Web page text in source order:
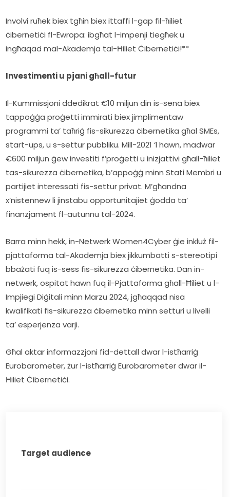
Involvi ruħek biex tgħin biex ittaffi l-gap fil-ħiliet
ċibernetiċi fl-Ewropa: ibgħat l-impenji tiegħek u
ingħaqad mal-Akademja tal-Ħiliet Ċibernetiċi!**
Investimenti u pjani għall-futur
Il-Kummissjoni ddedikrat €10 miljun din is-sena biex
tappoġġa proġetti immirati biex jimplimentaw
programmi ta’ taħriġ fis-sikurezza ċibernetika għal SMEs,
start-ups, u s-settur pubbliku. Mill-2021 ‘l hawn, madwar
€600 miljun ġew investiti f’proġetti u inizjattivi għall-ħiliet
tas-sikurezza ċibernetika, b’appoġġ minn Stati Membri u
partijiet interessati fis-settur privat. M’għandna
x’nistennew li jinstabu opportunitajiet ġodda ta’
finanzjament fl-autunnu tal-2024.
Barra minn hekk, in-Netwerk Women4Cyber ġie inkluż fil-
pjattaforma tal-Akademja biex jikkumbatti s-stereotipi
bbażati fuq is-sess fis-sikurezza ċibernetika. Dan in-
netwerk, ospitat hawn fuq il-Pjattaforma għall-Ħiliet u l-
Impjiegi Diġitali minn Marzu 2024, jgħaqqad nisa
kwalifikati fis-sikurezza ċibernetika minn setturi u livelli
ta’ esperjenza varji.
Għal aktar informazzjoni fid-dettall dwar l-istħarriġ
Eurobarometer, żur l-istħarriġ Eurobarometer dwar il-
Ħiliet Ċibernetiċi.
Target audience